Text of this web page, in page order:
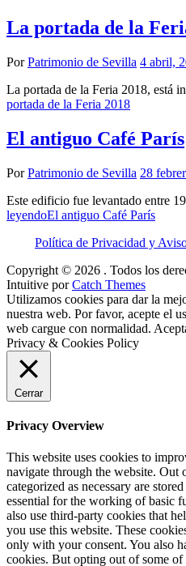
La portada de la
PorPatrimonio de Sevilla 4 abril,
La portada de la Feria 2018, está
portada de la Feria 2018
El antiguo Café París
PorPatrimonio de Sevilla 28
Este edificio fue levantado entre
leyendoEl antiguo Café París
Política de Privacidad y
Copyright © 2026 . Todos los
Intuitive porCatch Themes
Utilizamos cookies para dar la
nuestra web. Por favor, acepte el
web cargue con normalidad.
Privacy & Cookies Policy
Cerrar
Privacy Overview
This website uses cookies to
navigate through the website. Out
categorized as necessary are
essential for the working of basic
also use third-party cookies that
you use this website. These
only with your consent. You also
cookies. But opting out of some